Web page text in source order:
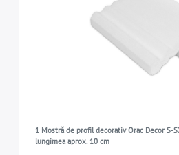
1 Mostră de profil decorativ Orac Decor S-
lungimea aprox. 10 cm